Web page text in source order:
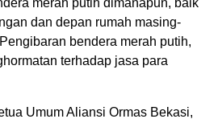
dan depan rumah masing-
bendera merah putih,
terhadap jasa para
Umum Aliansi Ormas Bekasi,